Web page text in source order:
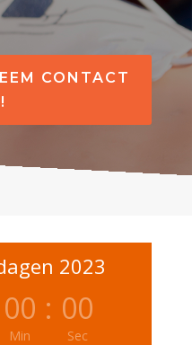
CONTACT
2023
00
Min
: 00
Sec